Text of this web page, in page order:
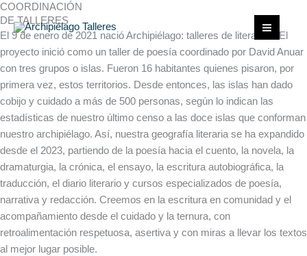
Ir
al
contenido
COORDINACIÓN
DE TALLERES
El 9 de enero de 2021 nació Archipiélago: talleres de literatura. El
proyecto inició como un taller de poesía coordinado por David Anuar
con tres grupos o islas. Fueron 16 habitantes quienes pisaron, por
primera vez, estos territorios. Desde entonces, las islas han dado
cobijo y cuidado a más de 500 personas, según lo indican las
estadísticas de nuestro último censo a las doce islas que conforman
nuestro archipiélago. Así, nuestra geografía literaria se ha expandido
desde el 2023, partiendo de la poesía hacia el cuento, la novela, la
dramaturgia, la crónica, el ensayo, la escritura autobiográfica, la
traducción, el diario literario y cursos especializados de poesía,
narrativa y redacción. Creemos en la escritura en comunidad y el
acompañamiento desde el cuidado y la ternura, con
retroalimentación respetuosa, asertiva y con miras a llevar los textos
al mejor lugar posible.